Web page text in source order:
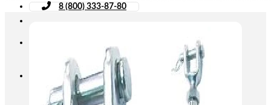
8 (800) 333-87-80